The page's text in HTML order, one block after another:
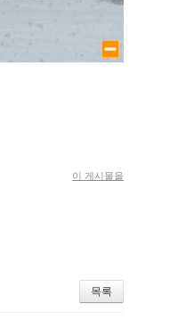
이 게시물을
목록